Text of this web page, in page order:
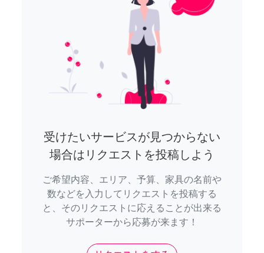
受けたいサービスが見つからない
場合はリクエストを投稿しよう
ご希望内容、エリア、予算、家具の名前や
数などを入力してリクエストを投稿する
と、そのリクエストに応えることが出来る
サポーターから応募が来ます！